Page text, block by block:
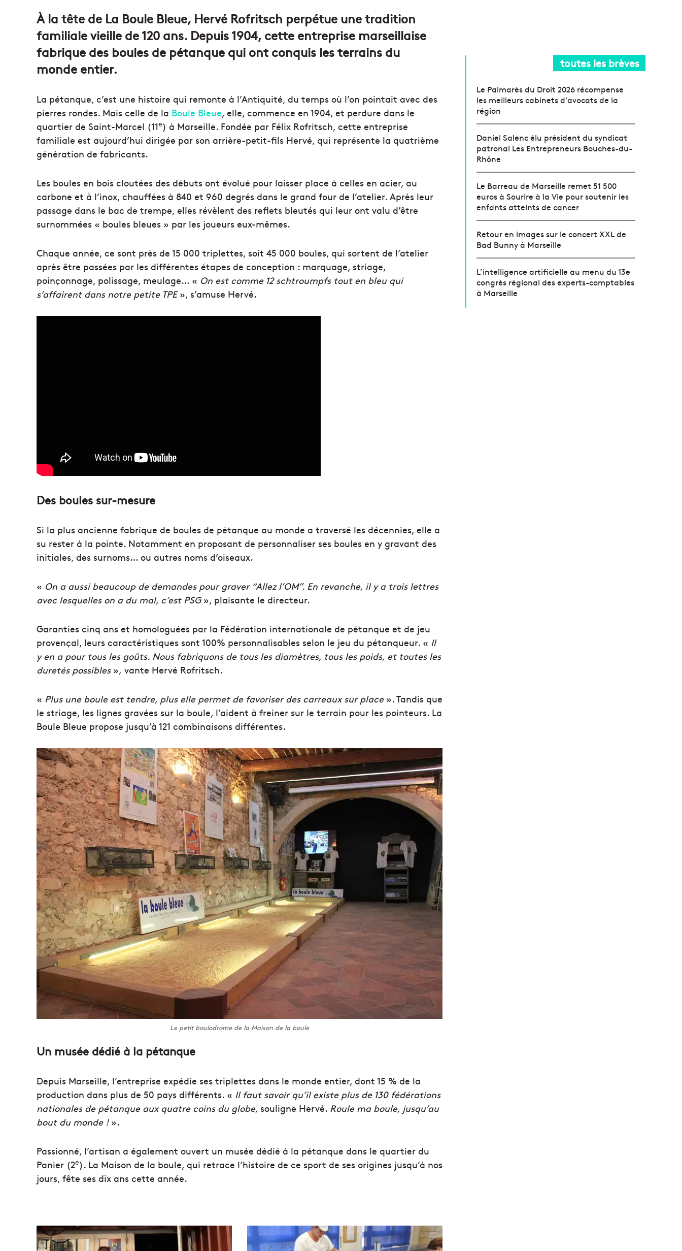
À la tête de La Boule Bleue, Hervé Rofritsch perpétue une tradition
familiale vieille de 120 ans. Depuis 1904, cette entreprise marseillaise
fabrique des boules de pétanque qui ont conquis les terrains du
monde entier.
La pétanque, c’est une histoire qui remonte à l’Antiquité, du temps où l’on pointait avec des
pierres rondes. Mais celle de la Boule Bleue, elle, commence en 1904, et perdure dans le
quartier de Saint-Marcel (11e) à Marseille. Fondée par Félix Rofritsch, cette entreprise
familiale est aujourd’hui dirigée par son arrière-petit-fils Hervé, qui représente la quatrième
génération de fabricants.
Les boules en bois cloutées des débuts ont évolué pour laisser place à celles en acier, au
carbone et à l’inox, chauffées à 840 et 960 degrés dans le grand four de l’atelier. Après leur
passage dans le bac de trempe, elles révèlent des reflets bleutés qui leur ont valu d’être
surnommées « boules bleues » par les joueurs eux-mêmes.
Chaque année, ce sont près de 15 000 triplettes, soit 45 000 boules, qui sortent de l’atelier
après être passées par les différentes étapes de conception : marquage, striage,
poinçonnage, polissage, meulage… « On est comme 12 schtroumpfs tout en bleu qui
s’affairent dans notre petite TPE», s’amuse Hervé.
Des boules sur-mesure
Si la plus ancienne fabrique de boules de pétanque au monde a traversé les décennies, elle a
su rester à la pointe. Notamment en proposant de personnaliser ses boules en y gravant des
initiales, des surnoms… ou autres noms d’oiseaux.
« On a aussi beaucoup de demandes pour graver “Allez l’OM”. En revanche, il y a trois lettres
avec lesquelles on a du mal, c’est PSG», plaisante le directeur.
Garanties cinq ans et homologuées par la Fédération internationale de pétanque et de jeu
provençal, leurs caractéristiques sont 100% personnalisables selon le jeu du pétanqueur. « Il
y en a pour tous les goûts. Nous fabriquons de tous les diamètres, tous les poids, et toutes les
duretés possibles », vante Hervé Rofritsch.
« Plus une boule est tendre, plus elle permet de favoriser des carreaux sur place ». Tandis que
le striage, les lignes gravées sur la boule, l’aident à freiner sur le terrain pour les pointeurs. La
Boule Bleue propose jusqu’à 121 combinaisons différentes.
Le petit boulodrome de la Maison de la boule
Un musée dédié à la pétanque
Depuis Marseille, l’entreprise expédie ses triplettes dans le monde entier, dont 15 % de la
production dans plus de 50 pays différents. « Il faut savoir qu’il existe plus de 130 fédérations
nationales de pétanque aux quatre coins du globe, souligne Hervé. Roule ma boule, jusqu’au
bout du monde !».
Passionné, l’artisan a également ouvert un musée dédié à la pétanque dans le quartier du
Panier (2e). La Maison de la boule, qui retrace l’histoire de ce sport de ses origines jusqu’à nos
jours, fête ses dix ans cette année.
U
n
L
e
toutes les brèves
Le Palmarès du Droit 2026 récompense
les meilleurs cabinets d’avocats de la
région
Daniel Salenc élu président du syndicat
patronal Les Entrepreneurs Bouches-du-
Rhône
Le Barreau de Marseille remet 51 500
euros à Sourire à la Vie pour soutenir les
enfants atteints de cancer
Retour en images sur le concert XXL de
Bad Bunny à Marseille
L’intelligence artificielle au menu du 13e
congrès régional des experts-comptables
à Marseille